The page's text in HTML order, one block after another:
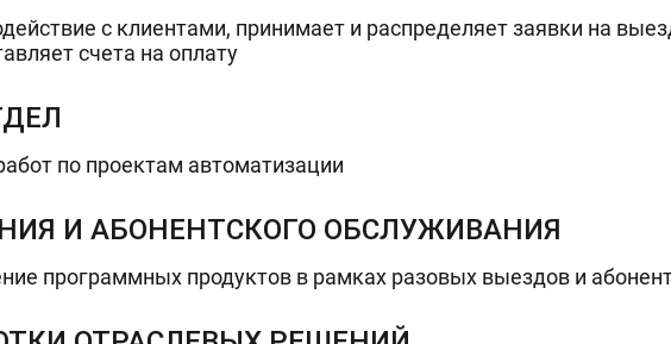
с клиентами, принимает и распределяет заявки на
счета на оплату
по проектам автоматизации
И АБОНЕНТСКОГО ОБСЛУЖИВАНИЯ
программных продуктов в рамках разовых выездов и